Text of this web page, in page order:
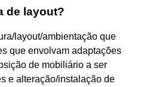
de layout?
layout/ambientação que
que envolvam adaptações
de mobiliário a ser
e alteração/instalação de